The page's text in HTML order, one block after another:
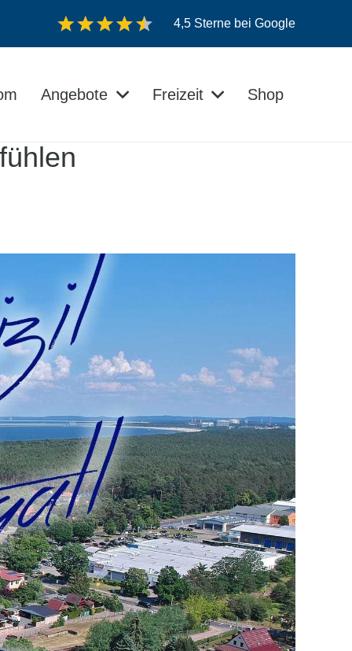
4,5 Sterne bei Google
Angebote Freizeit Shop